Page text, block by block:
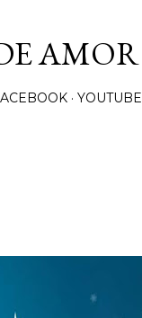
AMOR
YOUTUBE